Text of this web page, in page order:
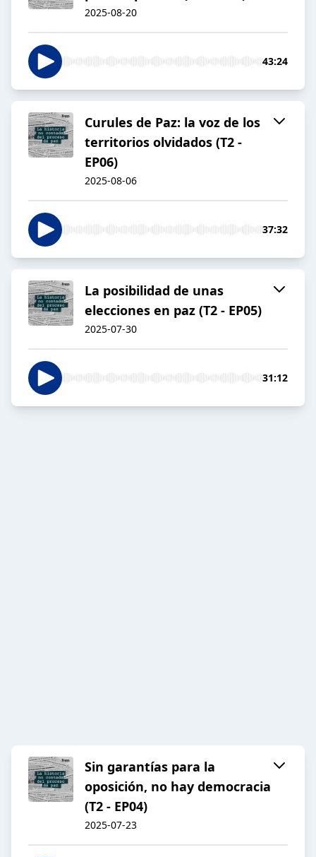
2025-08-20
43:24
Curules de Paz: la voz de los
territorios olvidados (T2 -
EP06)
2025-08-06
37:32
La posibilidad de unas
elecciones en paz (T2 - EP05)
2025-07-30
31:12
Sin garantías para la
oposición, no hay democracia
(T2 - EP04)
2025-07-23